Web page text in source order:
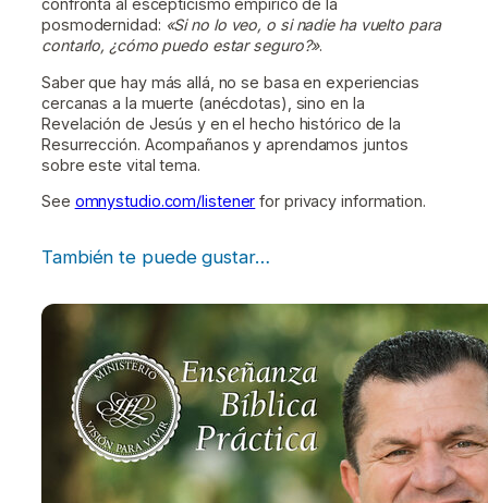
confronta al escepticismo empírico de la
posmodernidad: «Si no lo veo, o si nadie ha vuelto para
contarlo, ¿cómo puedo estar seguro?».
Saber que hay más allá, no se basa en experiencias
cercanas a la muerte (anécdotas), sino en la
Revelación de Jesús y en el hecho histórico de la
Resurrección. Acompañanos y aprendamos juntos
sobre este vital tema.
See omnystudio.com/listener for privacy information.
También te puede gustar…